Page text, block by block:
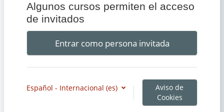
Algunos cursos permiten el acceso
de invitados
Entrar como persona invitada
Español - Internacional ‎(es)‎
Aviso de
Cookies